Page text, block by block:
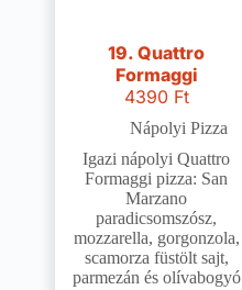
19. Quattro
Formaggi
4390 Ft
Nápolyi Pizza
Igazi nápolyi Quattro
Formaggi pizza: San
Marzano
paradicsomszósz,
mozzarella, gorgonzola,
scamorza füstölt sajt,
parmezán és olívabogyó